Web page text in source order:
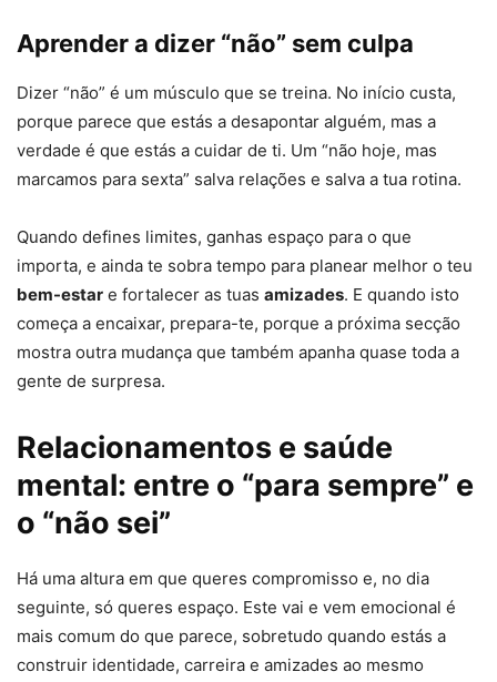
Aprender a dizer “não” sem culpa
Dizer “não” é um músculo que se treina. No início custa,
porque parece que estás a desapontar alguém, mas a
verdade é que estás a cuidar de ti. Um “não hoje, mas
marcamos para sexta” salva relações e salva a tua rotina.
Quando defines limites, ganhas espaço para o que
importa, e ainda te sobra tempo para planear melhor o teu
bem-estar e fortalecer as tuas amizades. E quando isto
começa a encaixar, prepara-te, porque a próxima secção
mostra outra mudança que também apanha quase toda a
gente de surpresa.
Relacionamentos e saúde
mental: entre o “para sempre” e
o “não sei”
Há uma altura em que queres compromisso e, no dia
seguinte, só queres espaço. Este vai e vem emocional é
mais comum do que parece, sobretudo quando estás a
construir identidade, carreira e amizades ao mesmo